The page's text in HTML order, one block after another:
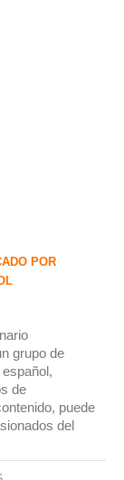
POR
grupo de
de
puede
del